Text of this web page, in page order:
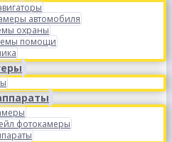
автомобиля
охраны
помощи
фотокамеры